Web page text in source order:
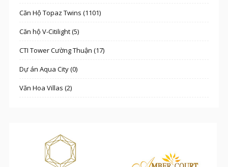
Căn Hộ Topaz Twins (1101)
Căn hộ V-Citilight (5)
CTI Tower Cường Thuận (17)
Dự án Aqua City (0)
Văn Hoa Villas (2)